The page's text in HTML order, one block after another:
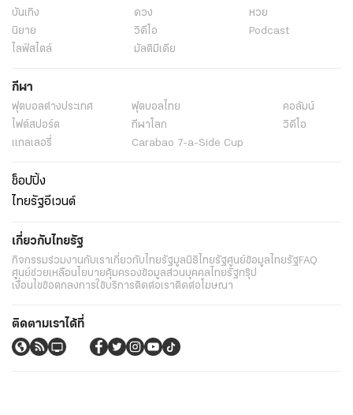
บันเทิง
ดวง
หวย
นิยาย
วิดีโอ
Podcast
ไลฟ์สไตล์
มัลติมีเดีย
กีฬา
ฟุตบอลต่่างประเทศ ฟุตบอลไทย
คอลัมน์
ไฟต์สปอร์ต
กีฬาโลก
วิดีโอ
แกลเลอรี่
Carabao 7-a-Side Cup
ช็อปปิ้ง
ไทยรัฐอีเวนต์
เกี่ยวกับไทยรัฐ
กิจกรรมร่วมงานกับเราเกี่ยวกับไทยรัฐมูลนิธิไทยรัฐศูนย์ข้อมูลไทยรัฐFAQ
ศูนย์ช่วยเหลือนโยบายคุ้มครองข้อมูลส่วนบุคคลไทยรัฐกรุ๊ป
เงื่อนไขข้อตกลงการใช้บริการติดต่อเราติดต่อโฆษณา
ติดตามเราได้ที่